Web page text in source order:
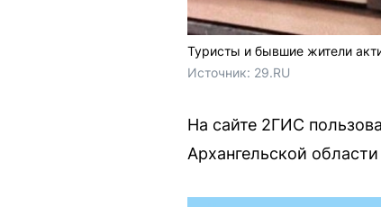
Туристы и бывшие жители
Источник: 29.RU
На сайте 2ГИС
Архангельской